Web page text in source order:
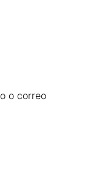
o correo